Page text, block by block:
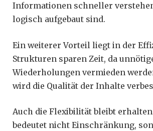
Informationen schneller
logisch aufgebaut sind.
Ein weiterer Vorteil liegt in der
Strukturen sparen Zeit, da
Wiederholungen vermieden
wird die Qualität der Inhalte
Auch die Flexibilität bleibt
bedeutet nicht Einschränkung,